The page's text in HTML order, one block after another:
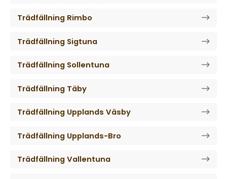
Trädfällning Rimbo
Trädfällning Sigtuna
Trädfällning Sollentuna
Trädfällning Täby
Trädfällning Upplands Väsby
Trädfällning Upplands-Bro
Trädfällning Vallentuna